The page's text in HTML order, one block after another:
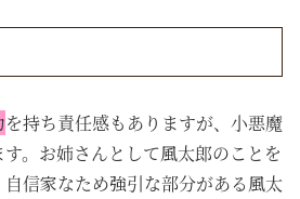
を持ち責任感もありますが、小悪魔
。お姉さんとして風太郎のことを
信家なため強引な部分がある風太